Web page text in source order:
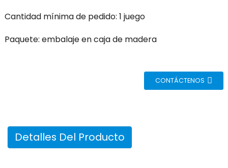
Cantidad mínima de pedido: 1 juego
Paquete: embalaje en caja de madera
CONTÁCTENOS
Detalles Del Producto